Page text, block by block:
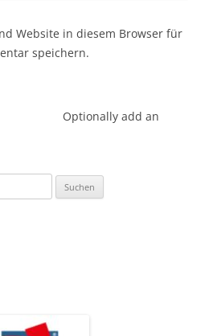
Website in diesem Browser für
speichern.
Optionally add an